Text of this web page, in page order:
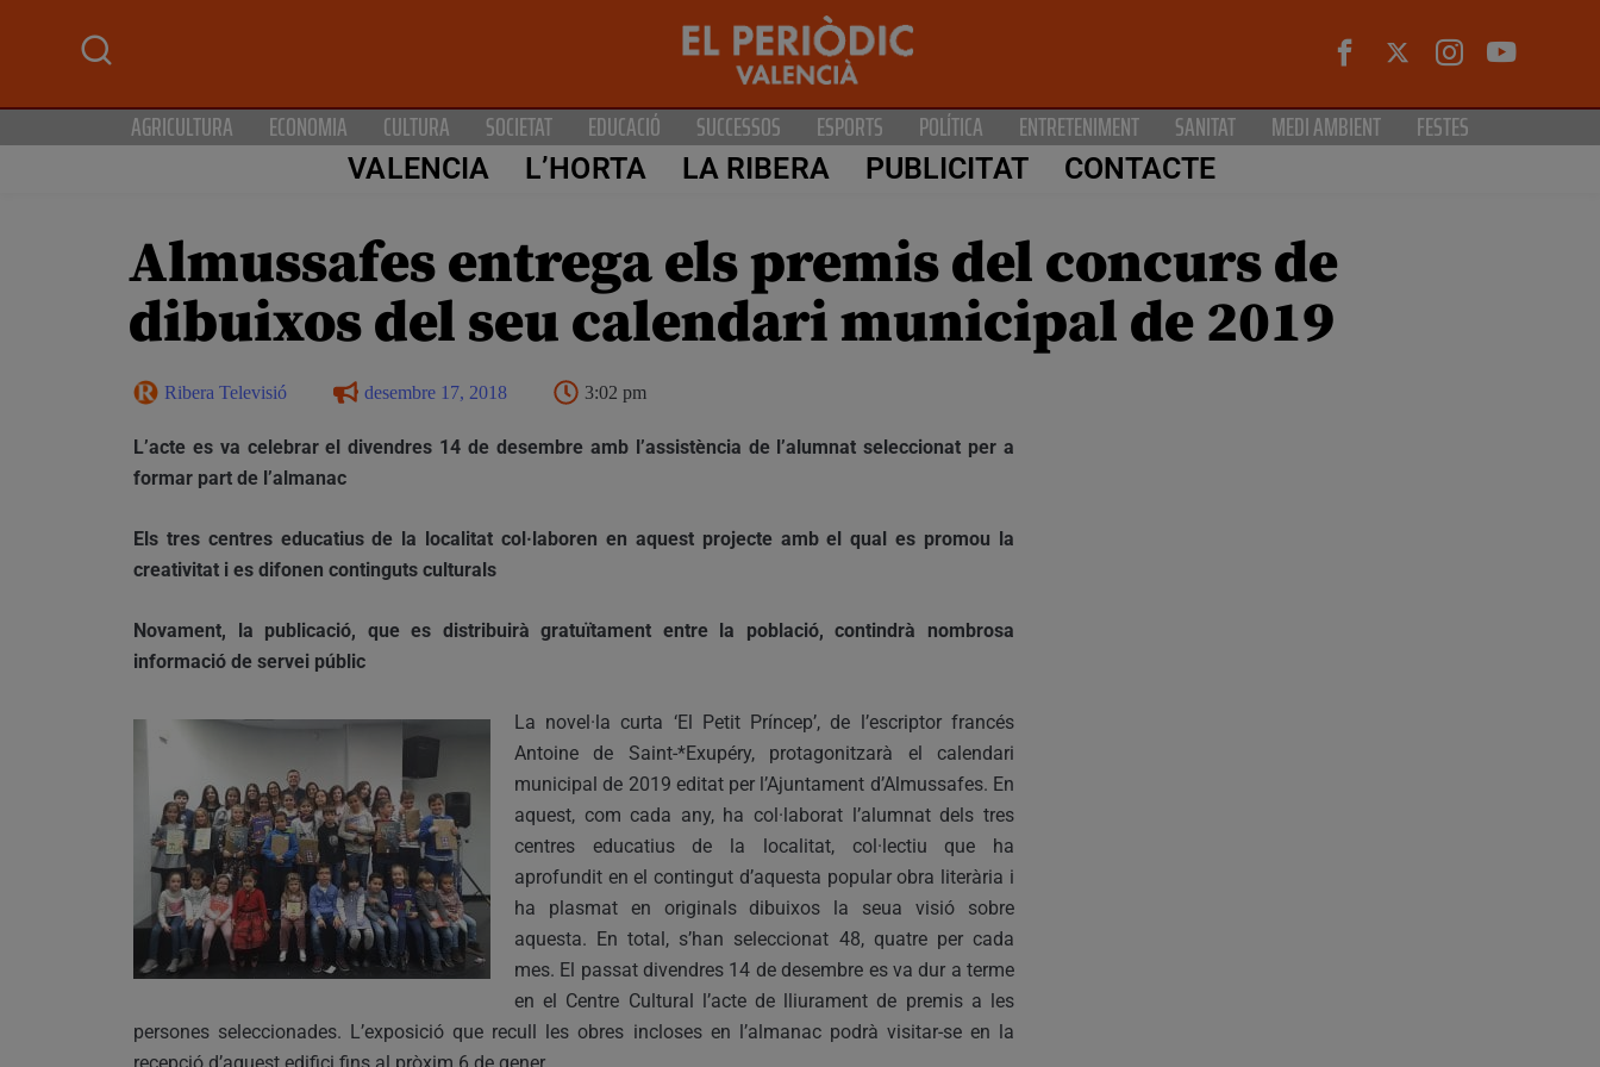
AGRICULTURA ECONOMIA CULTURA SOCIETAT EDUCACIÓ SUCCESSOS ESPORTS POLÍTICA ENTRETENIMENT SANITAT MEDI AMBIENT FESTES
VALENCIA L’HORTA LA RIBERA PUBLICITAT CONTACTE
Almussafes entrega els premis del concurs de
dibuixos del seu calendari municipal de 2019
Ribera Televisió desembre 17, 2018 3:02 pm
L’acte es va celebrar el divendres 14 de desembre amb l’assistència de l’alumnat seleccionat per a
formar part de l’almanac
Els tres centres educatius de la localitat col·laboren en aquest projecte amb el qual es promou la
creativitat i es difonen continguts culturals
Novament, la publicació, que es distribuirà gratuïtament entre la població, contindrà nombrosa
informació de servei públic
La novel·la curta ‘El Petit Príncep’, de l’escriptor francés
Antoine de Saint-*Exupéry, protagonitzarà el calendari
municipal de 2019 editat per l’Ajuntament d’Almussafes. En
aquest, com cada any, ha col·laborat l’alumnat dels tres
centres educatius de la localitat, col·lectiu que ha
aprofundit en el contingut d’aquesta popular obra literària i
ha plasmat en originals dibuixos la seua visió sobre
aquesta. En total, s’han seleccionat 48, quatre per cada
mes. El passat divendres 14 de desembre es va dur a terme
en el Centre Cultural l’acte de lliurament de premis a les
persones seleccionades. L’exposició que recull les obres incloses en l’almanac podrà visitar-se en la
recepció d’aquest edifici fins al pròxim 6 de gener.